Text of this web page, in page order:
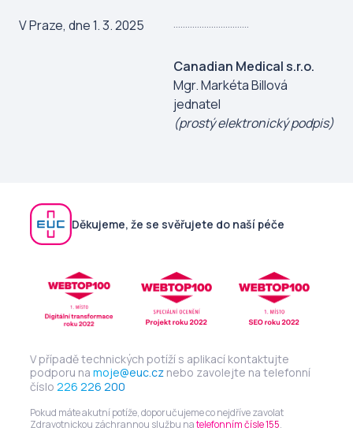
V Praze, dne 1. 3. 2025 ................................
Canadian Medical s.r.o.
Mgr. Markéta Billová
jednatel
(prostý elektronický podpis)
Děkujeme, že se svěřujete do naší péče
V případě technických potíží s aplikací kontaktujte
podporu na moje@euc.cz nebo zavolejte na telefonní
číslo 226 226 200
Pokud máte akutní potíže, doporučujeme co nejdříve zavolat
Zdravotnickou záchrannou službu natelefonním čísle 155.